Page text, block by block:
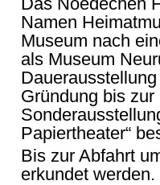
Namen
Museum nach
als Museum
Gründung bis
Papiertheater“
Bis zur Abfahrt
erkundet werden.